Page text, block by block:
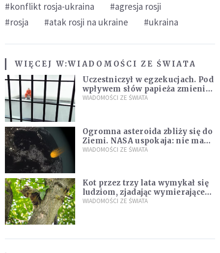
#konflikt rosja-ukraina
#agresja rosji
#rosja
#atak rosji na ukraine #ukraina
WIĘCEJ W:WIADOMOŚCI ZE ŚWIATA
Uczestniczył w egzekucjach. Pod
wpływem słów papieża zmienił
zdanie
WIADOMOŚCI ZE ŚWIATA
Ogromna asteroida zbliży się do
Ziemi. NASA uspokaja: nie ma
zagrożenia
WIADOMOŚCI ZE ŚWIATA
Kot przez trzy lata wymykał się
ludziom, zjadając wymierające
kaczki. W końcu popełnił
WIADOMOŚCI ZE ŚWIATA